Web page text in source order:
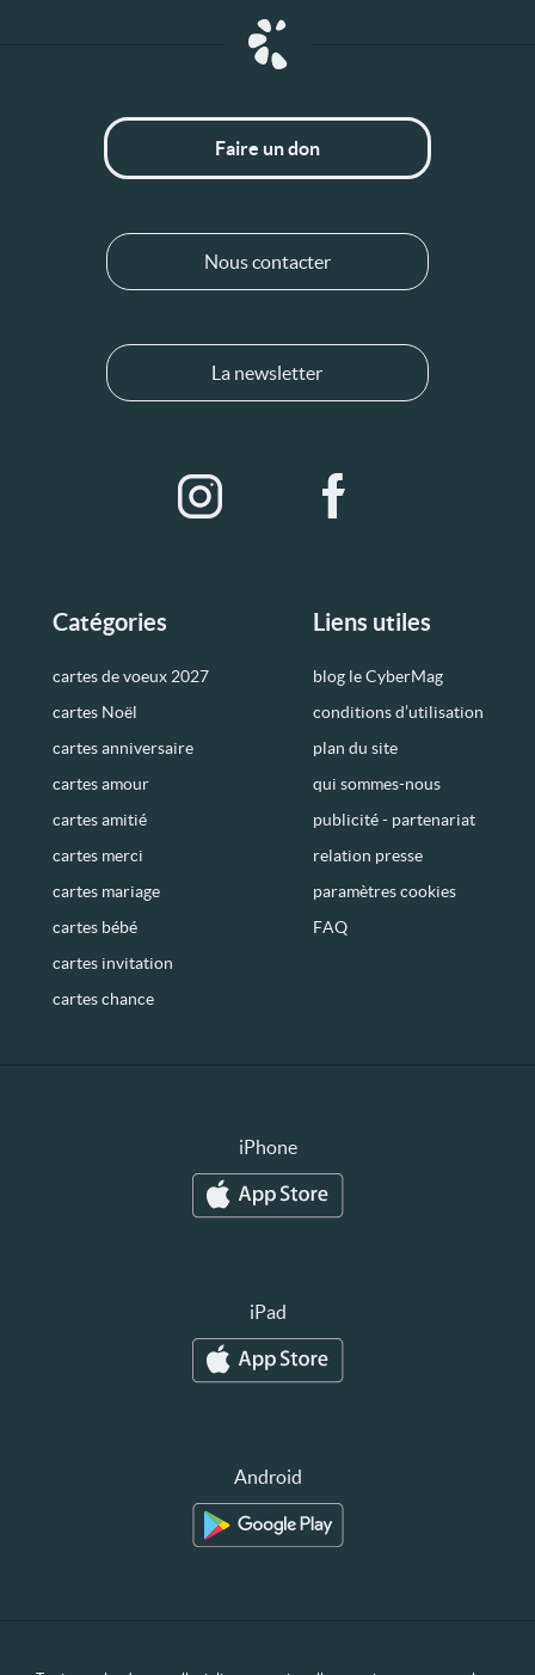
Catégories
cartes de voeux 2027
cartes Noël
cartes anniversaire
cartes amour
cartes amitié
cartes merci
cartes mariage
cartes bébé
cartes invitation
cartes chance
Liens utiles
blog le CyberMag
conditions d’utilisation
plan du site
qui sommes-nous
publicité - partenariat
relation presse
paramètres cookies
FAQ
Faire un don
Nous contacter
La newsletter
iPhone
iPad
Android